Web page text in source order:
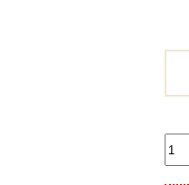
C'è
un